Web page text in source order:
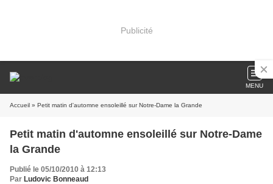
Publicité
MENU
Accueil » Petit matin d'automne ensoleillé sur Notre-Dame la Grande
Petit matin d'automne ensoleillé sur Notre-Dame
la Grande
Publié le 05/10/2010 à 12:13
Par Ludovic Bonneaud